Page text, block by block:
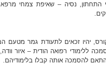
התחתון, נסיה – שאיפת צמחי
יהיו זכאים לתעודת גמר מטעם
ללימודי רפואה הודית – איור
להסמכה אותה קבלו בלימודיהם.